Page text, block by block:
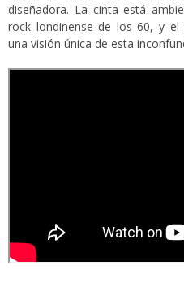
diseñadora. La cinta está
rock londinense de los 60, y el
una visión única de esta